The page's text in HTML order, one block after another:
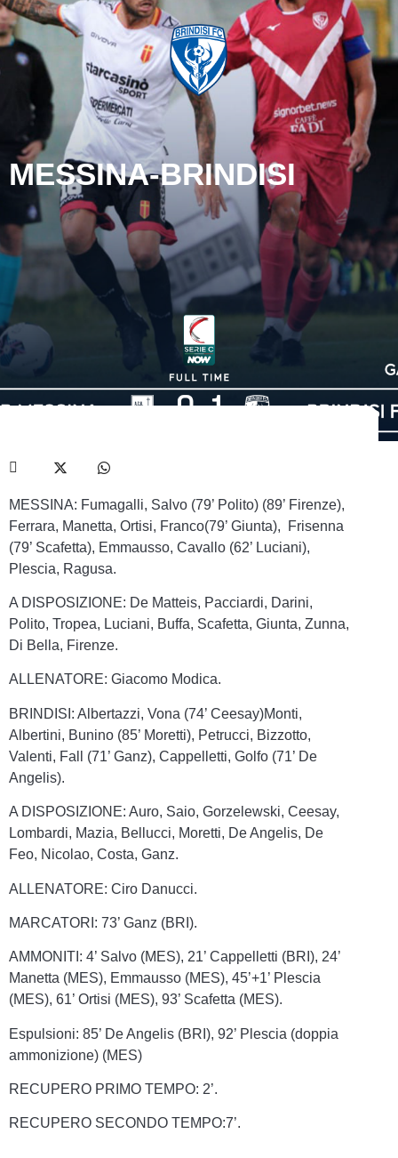
MESSINA-BRINDISI
MESSINA: Fumagalli, Salvo (79’ Polito) (89’ Firenze),
Ferrara, Manetta, Ortisi, Franco(79’ Giunta), Frisenna
(79’ Scafetta), Emmausso, Cavallo (62’ Luciani),
Plescia, Ragusa.
A DISPOSIZIONE: De Matteis, Pacciardi, Darini,
Polito, Tropea, Luciani, Buffa, Scafetta, Giunta, Zunna,
Di Bella, Firenze.
ALLENATORE: Giacomo Modica.
BRINDISI: Albertazzi, Vona (74’ Ceesay)Monti,
Albertini, Bunino (85’ Moretti), Petrucci, Bizzotto,
Valenti, Fall (71’ Ganz), Cappelletti, Golfo (71’ De
Angelis).
A DISPOSIZIONE: Auro, Saio, Gorzelewski, Ceesay,
Lombardi, Mazia, Bellucci, Moretti, De Angelis, De
Feo, Nicolao, Costa, Ganz.
ALLENATORE: Ciro Danucci.
MARCATORI: 73’ Ganz (BRI).
AMMONITI: 4’ Salvo (MES), 21’ Cappelletti (BRI), 24’
Manetta (MES), Emmausso (MES), 45’+1’ Plescia
(MES), 61’ Ortisi (MES), 93’ Scafetta (MES).
Espulsioni: 85’ De Angelis (BRI), 92’ Plescia (doppia
ammonizione) (MES)
RECUPERO PRIMO TEMPO: 2’.
RECUPERO SECONDO TEMPO:7’.